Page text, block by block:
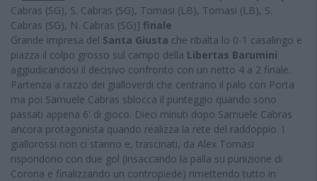
Cabras (SG), S. Cabras (SG), Tomasi (LB), Tomasi (LB), S.
Cabras (SG), N. Cabras (SG)] finale
Grande impresa del Santa Giusta che ribalta lo 0-1 casalingo e
piazza il colpo grosso sul campo della Libertas Barumini
aggiudicandosi il decisivo confronto con un netto 4 a 2 finale.
Partenza a razzo dei gialloverdi che centrano il palo con Porta
ma poi Samuele Cabras sblocca il punteggio quando sono
passati appena 6' di gioco. Dieci minuti dopo Samuele Cabras
ancora protagonista quando realizza la rete del raddoppio. I
giallorossi non ci stanno e, trascinati, da Alex Tomasi
rispondono con due gol (insaccando la palla su punizione di
Corona e finalizzando un contropiede) rimettendo tutto in